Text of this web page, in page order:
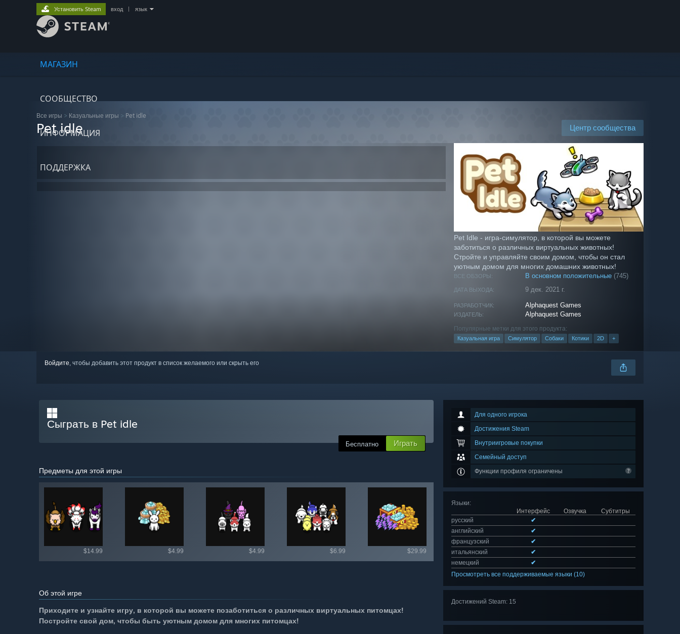
МАГАЗИН
СООБЩЕСТВО
ИНФОРМАЦИЯ
ПОДДЕРЖКА
Установить Steam вход язык
Все игры > Казуальные игры > Pet idle
Центр сообщества
Pet idle
Pet Idle - игра-симулятор, в которой вы можете
заботиться о различных виртуальных животных!
Стройте и управляйте своим домом, чтобы он стал
уютным домом для многих домашних животных!
ВСЕ ОБЗОРЫ: В основном положительные (745)
ДАТА ВЫХОДА: 9 дек. 2021 г.
РАЗРАБОТЧИК: Alphaquest Games
ИЗДАТЕЛЬ: Alphaquest Games
Популярные метки для этого продукта:
Казуальная игра Симулятор Собаки Котики 2D +
Войдите, чтобы добавить этот продукт в список желаемого или скрыть его
Для одного игрока
Достижения Steam
Внутриигровые покупки
Семейный доступ
Функции профиля ограничены
Языки:
Интерфейс
Озвучка
Субтитры
русский
✔
английский
✔
французский
✔
итальянский
✔
немецкий
✔
Просмотреть все поддерживаемые языки (10)
Достижений Steam: 15
Сыграть в Pet idle
Бесплатно Играть
Предметы для этой игры
$14.99 $4.99 $4.99 $6.99 $29.99
Все внутриигровые предметы
Об этой игре
Приходите и узнайте игру, в которой вы можете позаботиться о различных виртуальных питомцах!
Постройте свой дом, чтобы быть уютным домом для многих питомцах!